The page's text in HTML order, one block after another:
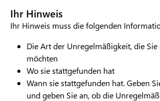
Ihr Hinweis
Ihr Hinweis muss die folgenden
Die Art der Unregelmäßigkeit, die Sie
möchten
Wo sie stattgefunden hat
Wann sie stattgefunden hat. Geben
und geben Sie an, ob die